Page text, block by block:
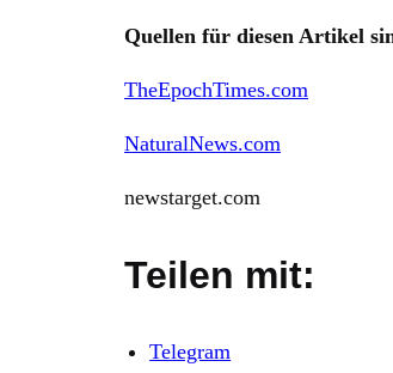
Quellen für diesen Artikel
TheEpochTimes.com
NaturalNews.com
newstarget.com
Teilen mit:
Telegram